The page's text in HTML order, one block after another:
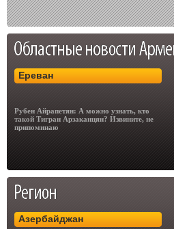
Ереван
Рубен Айрапетян: А можно узнать, кто
такой Тигран Арзаканцян? Извините, не
припоминаю
Азербайджан